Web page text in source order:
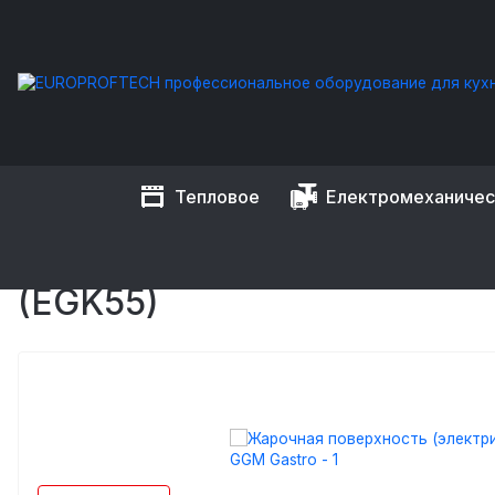
Тепловое
EUROPROFTECH Тепловое оборудование Жарочные
ЖАРОЧНАЯ
(EGK55)